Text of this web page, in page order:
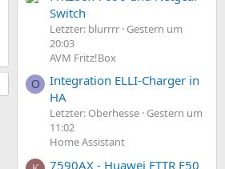
Switch
Letzter: blurrrr Gestern um
20:03
AVM Fritz!Box
O
Integration ELLI-Charger in
HA
Letzter: Oberhesse Gestern um
11:02
Home Assistant
7590AX - Huawei FTTR F50